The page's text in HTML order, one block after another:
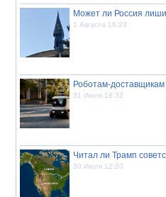
Может ли Россия
1 Августа 16:23
Роботам-
31 Июля 18:32
Читал ли Трамп
30 Июля 12:20